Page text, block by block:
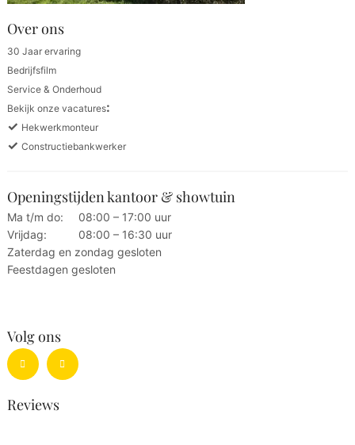
Over ons
30 Jaar ervaring
Bedrijfsfilm
Service & Onderhoud
Bekijk onze vacatures:
✓ Hekwerkmonteur
✓ Constructiebankwerker
Openingstijden kantoor & showtuin
Ma t/m do:
08:00 – 17:00 uur
Vrijdag:
08:00 – 16:30 uur
Zaterdag en zondag gesloten
Feestdagen gesloten
Volg ons
Reviews